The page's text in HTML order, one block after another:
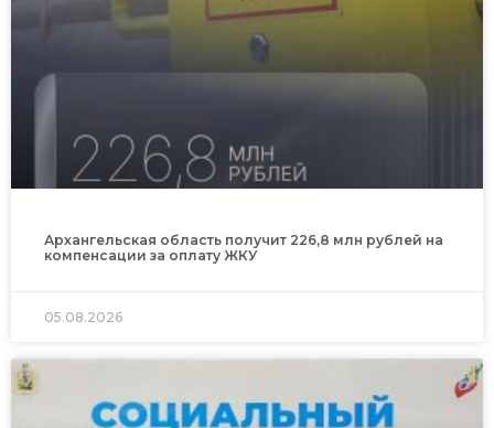
Архангельская область получит 226,8 млн рублей на
компенсации за оплату ЖКУ
05.08.2026